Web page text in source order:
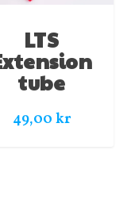
LTS
tube
49,00kr